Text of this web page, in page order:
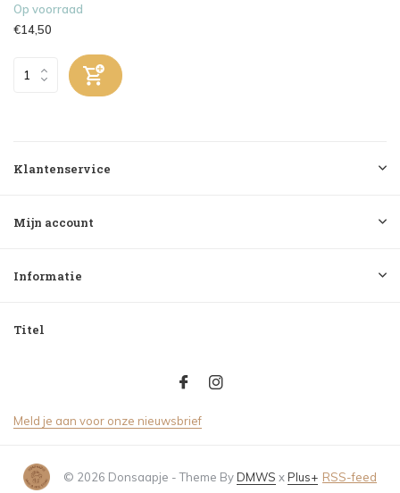
Op voorraad
€14,50
Klantenservice
Mijn account
Informatie
Titel
Meld je aan voor onze nieuwsbrief
© 2026 Donsaapje - Theme ByDMWS xPlus+ RSS-feed